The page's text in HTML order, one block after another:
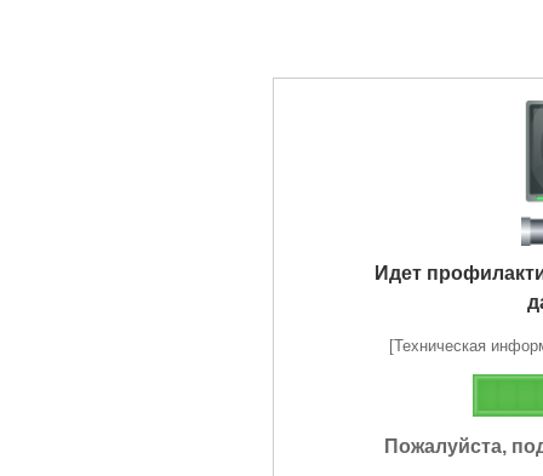
Идет
[Техническая
Пожалуйста,